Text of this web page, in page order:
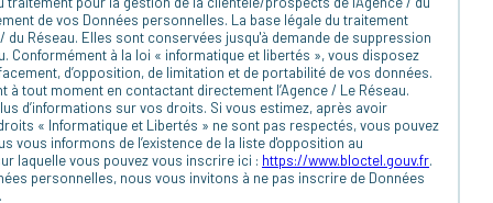
de vos Données personnelles. La base légale du traitement
du Réseau. Elles sont conservées jusqu'à demande de suppression
Conformément à la loi « informatique et libertés », vous disposez
d’opposition, de limitation et de portabilité de vos données.
tout moment en contactant directement l’Agence / Le Réseau.
d’informations sur vos droits. Si vous estimez, après avoir
« Informatique et Libertés » ne sont pas respectés, vous pouvez
vous informons de l’existence de la liste d'opposition au
laquelle vous pouvez vous inscrire ici : https://www.bloctel.gouv.fr.
personnelles, nous vous invitons à ne pas inscrire de Données